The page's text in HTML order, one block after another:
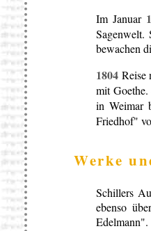
Im Januar
Sagenwelt.
bewachen
1804
mit
in Weimar
Friedhof"
Werke
Schillers
ebenso
Edelmann".